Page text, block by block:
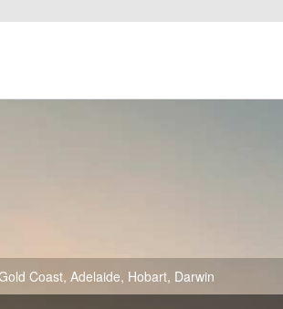
Coast, Adelaide, Hobart, Darwin